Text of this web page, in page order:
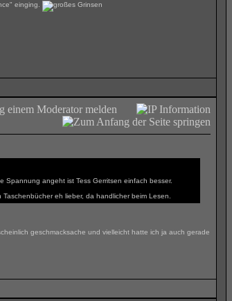
einging.
angeht ist Tess Gerritsen einfach besser.
eh lieber, da handlicher beim Lesen.
geschmacksache und vielleicht hatte ich ja auch gerade